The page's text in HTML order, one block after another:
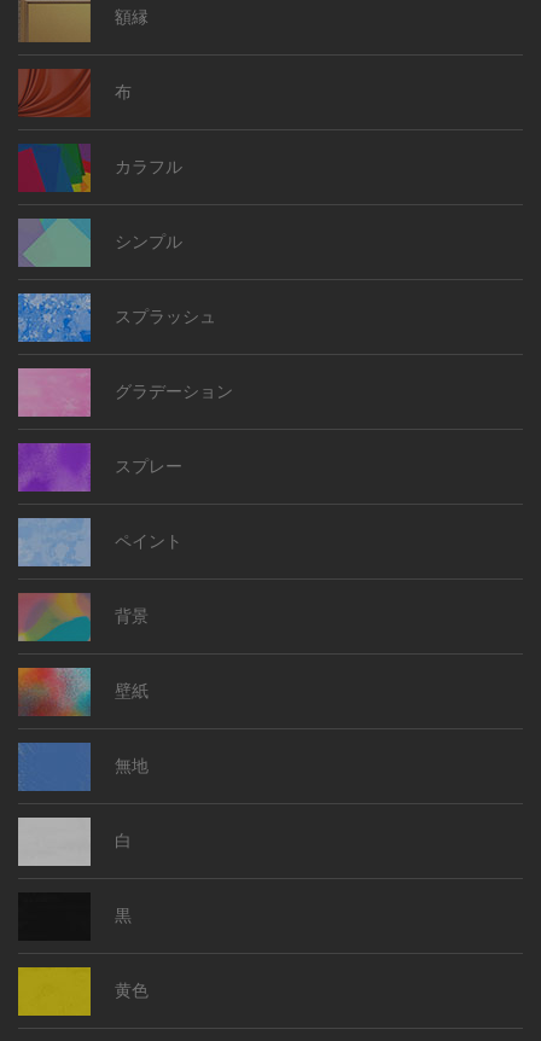
額縁
布
カラフル
シンプル
スプラッシュ
グラデーション
スプレー
ペイント
背景
壁紙
無地
白
黒
黄色